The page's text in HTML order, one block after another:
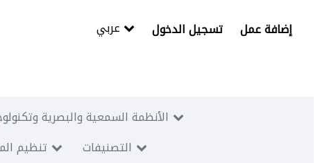
تسجيل الدخول إضافة عمل
الأنظمة السمعية والبصرية
تنظيم التصنيفات